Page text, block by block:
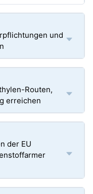
und
Routen,
erreichen
der EU